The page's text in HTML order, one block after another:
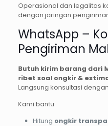
Operasional dan legalitas
dengan jaringan
WhatsApp –
Pengiriman
Butuh kirim barang dari
ribet soal ongkir &
Langsung konsultasi
Kami bantu:
Hitung ongkir